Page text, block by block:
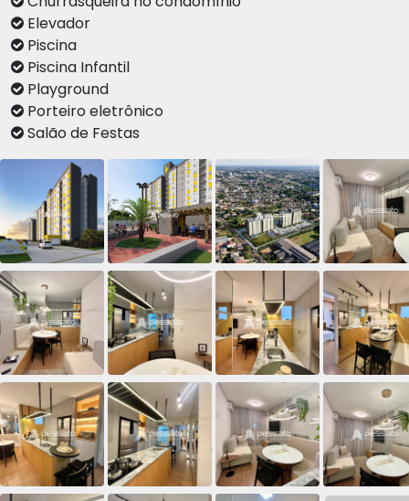
Elevador
Piscina
Piscina Infantil
Playground
Porteiro eletrônico
Salão de Festas